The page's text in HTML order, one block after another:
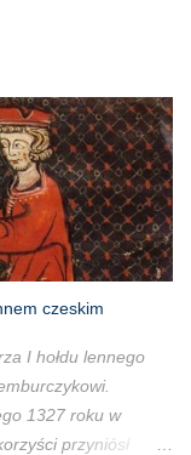
czeskim
I hołdu lennego
1327 roku w
przyniósł